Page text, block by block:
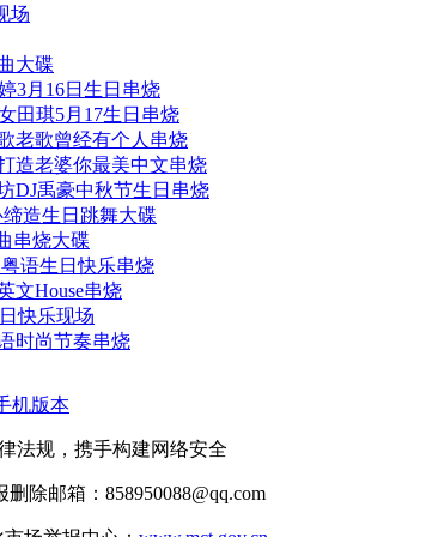
场
大碟
3月16日生日串烧
田琪5月17生日串烧
老歌曾经有个人串烧
造老婆你最美中文串烧
DJ禹豪中秋节生日串烧
造生日跳舞大碟
串烧大碟
语生日快乐串烧
文House串烧
快乐现场
时尚节奏串烧
机版本
法规，携手构建网络安全
除邮箱：858950088@qq.com